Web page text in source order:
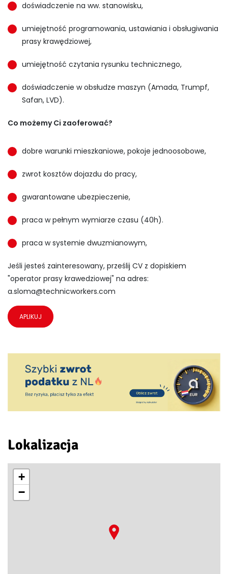
doświadczenie na ww. stanowisku,
umiejętność programowania, ustawiania i obsługiwania
prasy krawędziowej,
umiejętność czytania rysunku technicznego,
doświadczenie w obsłudze maszyn (Amada, Trumpf,
Safan, LVD).
Co możemy Ci zaoferować?
dobre warunki mieszkaniowe, pokoje jednoosobowe,
zwrot kosztów dojazdu do pracy,
gwarantowane ubezpieczenie,
praca w pełnym wymiarze czasu (40h).
praca w systemie dwuzmianowym,
Jeśli jesteś zainteresowany, prześlij CV z dopiskiem
"operator prasy krawedziowej" na adres:
a.sloma@technicworkers.com
APLIKUJ
Lokalizacja
+
−